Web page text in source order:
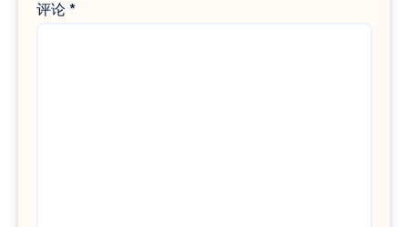
评论 *